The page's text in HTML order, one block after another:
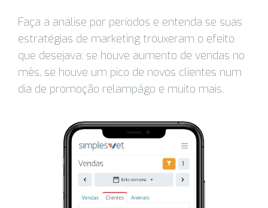
Faça a análise por períodos e entenda se suas
estratégias de marketing trouxeram o efeito
que desejava: se houve aumento de vendas no
mês, se houve um pico de novos clientes num
dia de promoção relampâgo e muito mais.